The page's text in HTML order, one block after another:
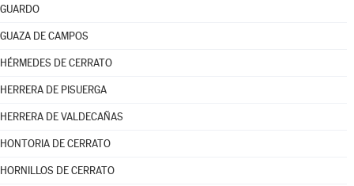
GUARDO
GUAZA DE CAMPOS
HÉRMEDES DE CERRATO
HERRERA DE PISUERGA
HERRERA DE VALDECAÑAS
HONTORIA DE CERRATO
HORNILLOS DE CERRATO